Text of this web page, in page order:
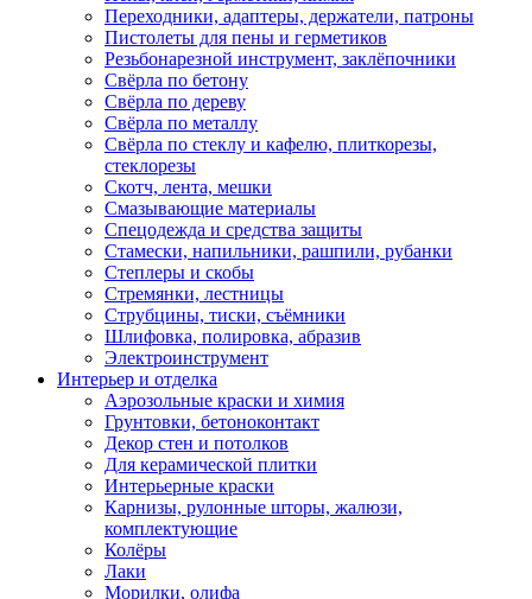
Переходники, адаптеры, держатели, патроны
Пистолеты для пены и герметиков
Резьбонарезной инструмент, заклёпочники
Свёрла по бетону
Свёрла по дереву
Свёрла по металлу
Свёрла по стеклу и кафелю, плиткорезы,
стеклорезы
Скотч, лента, мешки
Смазывающие материалы
Спецодежда и средства защиты
Стамески, напильники, рашпили, рубанки
Степлеры и скобы
Стремянки, лестницы
Струбцины, тиски, съёмники
Шлифовка, полировка, абразив
Электроинструмент
Интерьер и отделка
Аэрозольные краски и химия
Грунтовки, бетоноконтакт
Декор стен и потолков
Для керамической плитки
Интерьерные краски
Карнизы, рулонные шторы, жалюзи,
комплектующие
Колёры
Лаки
Морилки, олифа